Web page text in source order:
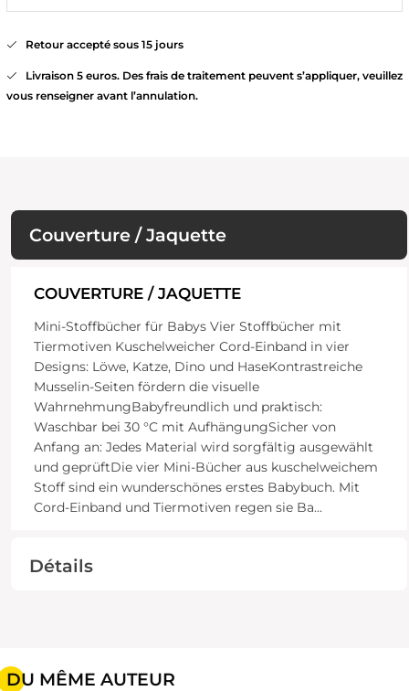
Retour accepté sous 15 jours
Livraison 5 euros. Des frais de traitement peuvent s’appliquer, veuillez
vous renseigner avant l’annulation.
Couverture / Jaquette
COUVERTURE / JAQUETTE
Mini-Stoffbücher für Babys Vier Stoffbücher mit
Tiermotiven Kuschelweicher Cord-Einband in vier
Designs: Löwe, Katze, Dino und HaseKontrastreiche
Musselin-Seiten fördern die visuelle
WahrnehmungBabyfreundlich und praktisch:
Waschbar bei 30 °C mit AufhängungSicher von
Anfang an: Jedes Material wird sorgfältig ausgewählt
und geprüftDie vier Mini-Bücher aus kuschelweichem
Stoff sind ein wunderschönes erstes Babybuch. Mit
Cord-Einband und Tiermotiven regen sie Ba...
Détails
DU MÊME AUTEUR